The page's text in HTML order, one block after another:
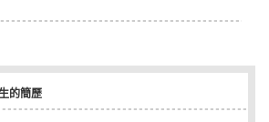
的簡歷